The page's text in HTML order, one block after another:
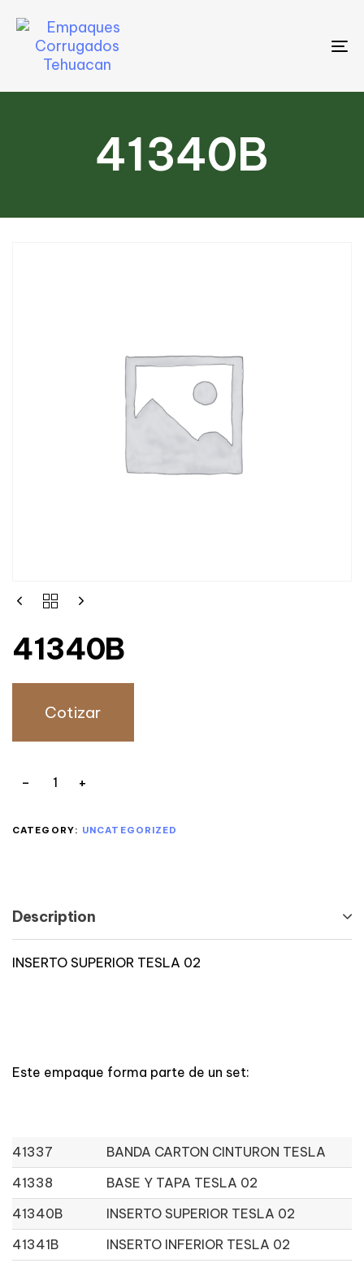
41340B
41340B
Cotizar
CATEGORY: UNCATEGORIZED
Description
INSERTO SUPERIOR TESLA 02
Este empaque forma parte de un set:
41337
BANDA CARTON CINTURON TESLA
41338
BASE Y TAPA TESLA 02
41340B
INSERTO SUPERIOR TESLA 02
41341B
INSERTO INFERIOR TESLA 02